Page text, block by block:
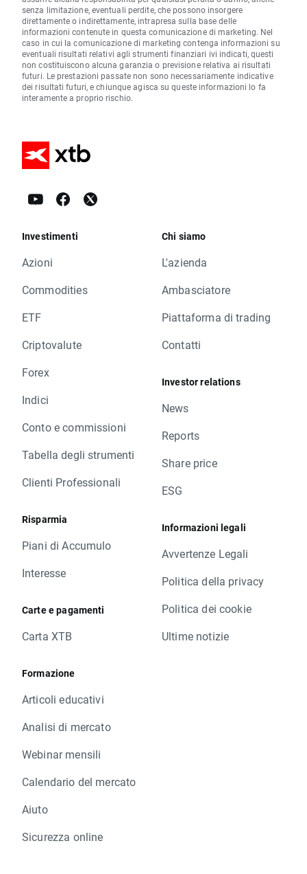
senza limitazione, eventuali perdite, che possono insorgere
direttamente o indirettamente, intrapresa sulla base delle
informazioni contenute in questa comunicazione di marketing. Nel
caso in cui la comunicazione di marketing contenga informazioni su
eventuali risultati relativi agli strumenti finanziari ivi indicati, questi
non costituiscono alcuna garanzia o previsione relativa ai risultati
futuri. Le prestazioni passate non sono necessariamente indicative
dei risultati futuri, e chiunque agisca su queste informazioni lo fa
interamente a proprio rischio.
Investimenti
Azioni
Commodities
ETF
Criptovalute
Forex
Indici
Conto e commissioni
Tabella degli strumenti
Clienti Professionali
Risparmia
Piani di Accumulo
Interesse
Carte e pagamenti
Carta XTB
Formazione
Articoli educativi
Analisi di mercato
Webinar mensili
Calendario del mercato
Aiuto
Sicurezza online
Chi siamo
L'azienda
Ambasciatore
Piattaforma di trading
Contatti
Investor relations
News
Reports
Share price
ESG
Informazioni legali
Avvertenze Legali
Politica della privacy
Politica dei cookie
Ultime notizie